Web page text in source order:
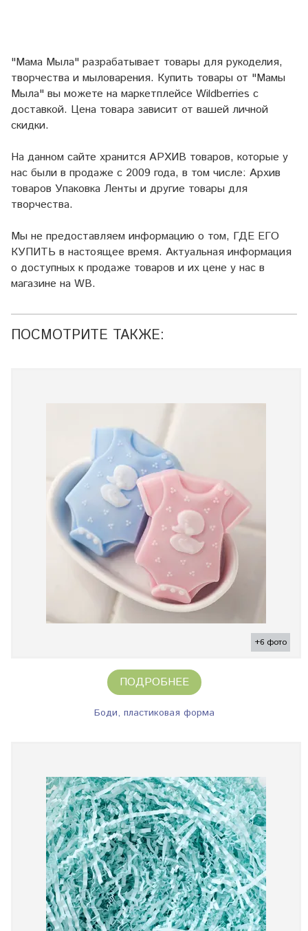
"Мама Мыла" разрабатывает товары для рукоделия,
творчества и мыловарения. Купить товары от "Мамы
Мыла" вы можете на маркетплейсе Wildberries с
доставкой. Цена товара зависит от вашей личной
скидки.
На данном сайте хранится АРХИВ товаров, которые у
нас были в продаже с 2009 года, в том числе: Архив
товаров Упаковка Ленты и другие товары для
творчества.
Мы не предоставляем информацию о том, ГДЕ ЕГО
КУПИТЬ в настоящее время. Актуальная информация
о доступных к продаже товаров и их цене у нас в
магазине на WB.
ПОСМОТРИТЕ ТАКЖЕ:
+6 фото
ПОДРОБНЕЕ
Боди, пластиковая форма